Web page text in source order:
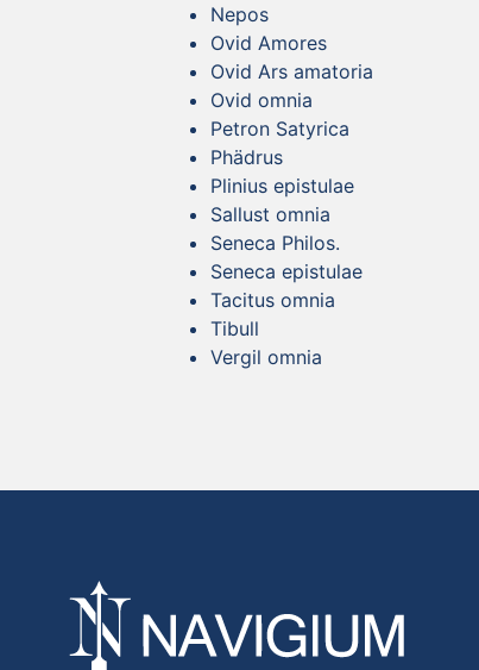
Nepos
Ovid Amores
Ovid Ars amatoria
Ovid omnia
Petron Satyrica
Phädrus
Plinius epistulae
Sallust omnia
Seneca Philos.
Seneca epistulae
Tacitus omnia
Tibull
Vergil omnia